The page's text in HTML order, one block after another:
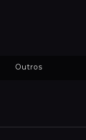
Outros